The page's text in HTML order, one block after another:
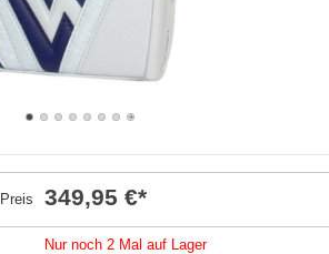
Preis 349,95 €*
Nur noch 2 Mal auf Lager